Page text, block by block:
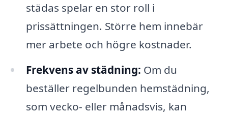
städas spelar en stor roll i
prissättningen. Större hem innebär
mer arbete och högre kostnader.
Frekvens av städning: Om du
beställer regelbunden hemstädning,
som vecko- eller månadsvis, kan